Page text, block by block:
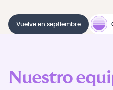
Vuelve en septiembre
Nuestro